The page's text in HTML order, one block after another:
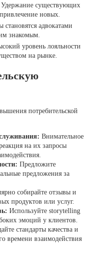
Удержание существующих
новых.
адвокатами
знакомым.
уровень лояльности
на рынке.
потребительской
Внимательное
на их запросы
Предложите
предложения за
собирайте отзывы и
продуктов или услуг.
Используйте storytelling
эмоций у клиентов.
стандарты качества и
времени взаимодействия